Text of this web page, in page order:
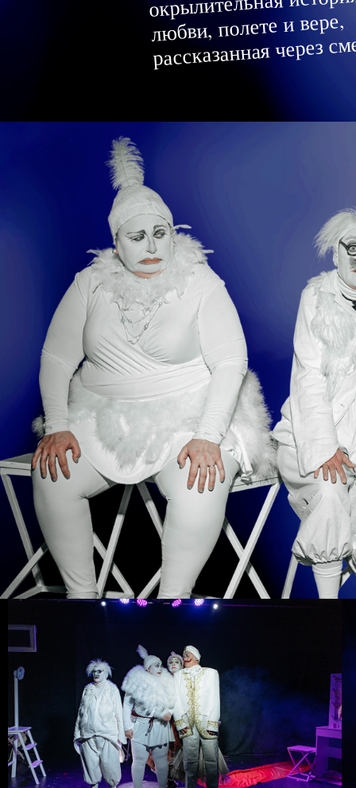
любви, полете и вере,
рассказанная через